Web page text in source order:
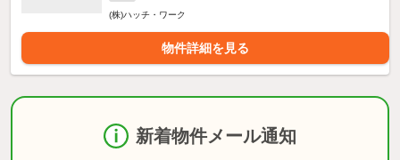
(株)ハッチ・ワーク
物件詳細を見る
新着物件メール通知